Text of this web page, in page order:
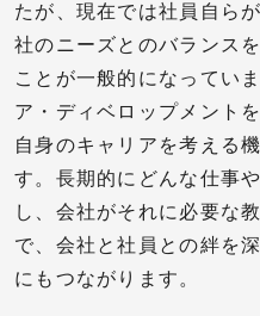
たが、現在では社員自ら
社のニーズとのバランス
ことが一般的になってい
ア・ディベロップメント
自身のキャリアを考える
す。長期的にどんな仕事
し、会社がそれに必要な
で、会社と社員との絆を
にもつながります。